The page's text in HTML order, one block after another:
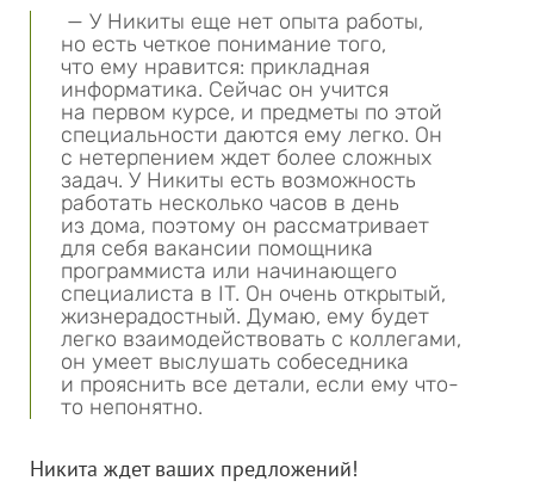
— У Никиты еще нет опыта работы,
но есть четкое понимание того,
что ему нравится: прикладная
информатика. Сейчас он учится
на первом курсе, и предметы по этой
специальности даются ему легко. Он
с нетерпением ждет более сложных
задач. У Никиты есть возможность
работать несколько часов в день
из дома, поэтому он рассматривает
для себя вакансии помощника
программиста или начинающего
специалиста в IT. Он очень открытый,
жизнерадостный. Думаю, ему будет
легко взаимодействовать с коллегами,
он умеет выслушать собеседника
и прояснить все детали, если ему что-
то непонятно.
Никита ждет ваших предложений!